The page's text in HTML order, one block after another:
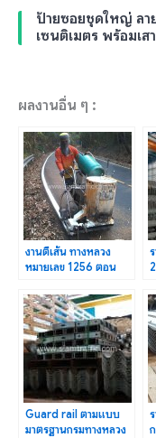
ป้ายซอยชุดใหญ่ ลา
เซนติเมตร พร้อมเสา
ผลงานอื่น ๆ :
งานตีเส้น ทางหลวง
หมายเลข 1256 ตอน
ดอยภูคา
Guard rail ตามแบบ
มาตรฐานกรมทางหลวง